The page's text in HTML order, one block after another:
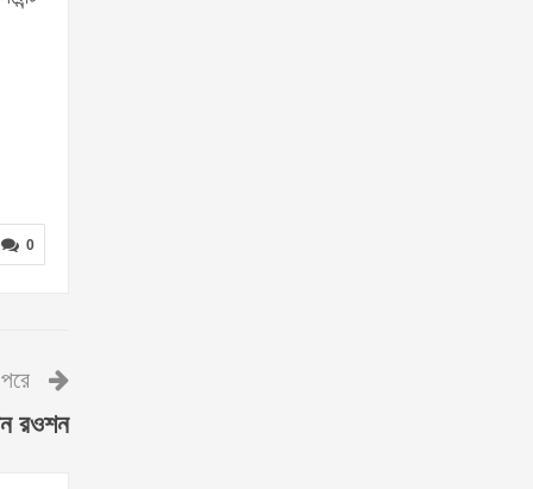
0
পরে
রওশন